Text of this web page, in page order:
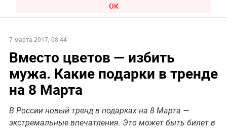
ОК
7 марта 2017, 08:44
Вместо цветов — избить
мужа. Какие подарки в тренде
на 8 Марта
В России новый тренд в подарках на 8 Марта —
экстремальные впечатления. Это может быть билет в